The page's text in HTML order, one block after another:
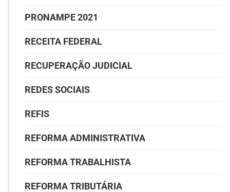
PRONAMPE 2021
RECEITA FEDERAL
RECUPERAÇÃO JUDICIAL
REDES SOCIAIS
REFIS
REFORMA ADMINISTRATIVA
REFORMA TRABALHISTA
REFORMA TRIBUTÁRIA